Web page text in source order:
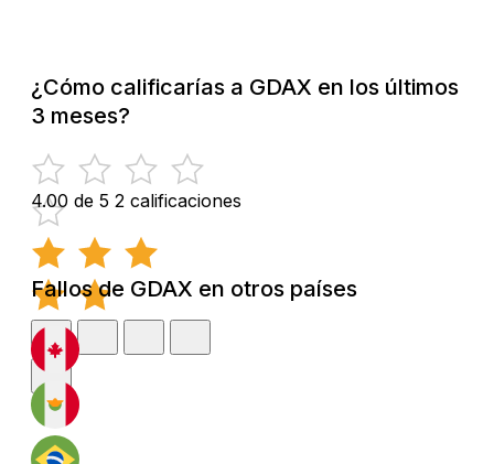
¿Cómo calificarías a GDAX en los últimos
3 meses?
4.00 de 5 2 calificaciones
Fallos de GDAX en otros países